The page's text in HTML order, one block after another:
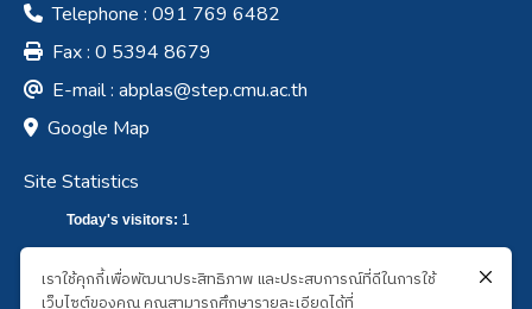
Telephone : 091 769 6482
Fax : 0 5394 8679
E-mail : abplas@step.cmu.ac.th
Google Map
Site Statistics
Today's visitors: 1
เราใช้คุกกี้เพื่อพัฒนาประสิทธิภาพ และประสบการณ์ที่ดีในการใช้
เว็บไซต์ของคุณ คุณสามารถศึกษารายละเอียดได้ที่